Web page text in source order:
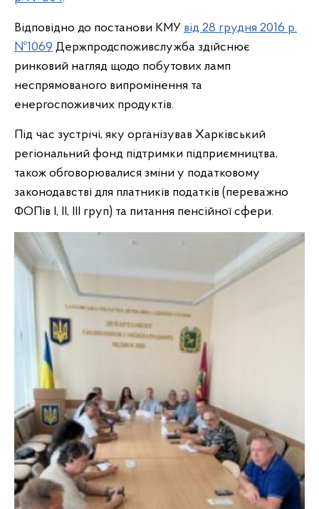
Відповідно до постанови КМУ від 28 грудня 2016 р.
№1069 Держпродспоживслужба здійснює
ринковий нагляд щодо побутових ламп
неспрямованого випромінення та
енергоспоживчих продуктів.
Під час зустрічі, яку організував Харківський
регіональний фонд підтримки підприємництва,
також обговорювалися зміни у податковому
законодавстві для платників податків (переважно
ФОПів І, II, III груп) та питання пенсійної сфери.